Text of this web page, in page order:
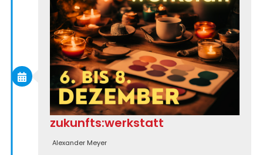
zukunfts:werkstatt
Alexander Meyer